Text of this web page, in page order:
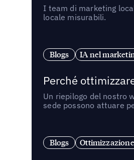
I team di marketing
locale misurabili.
Blogs IA nel
Perché
Un riepilogo del nostro
sede possono attuare
Blogs